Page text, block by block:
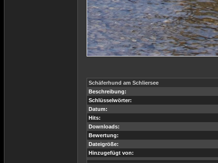
Schäferhund am Schliersee
Beschreibung:
Schlüsselwörter:
Datum:
Hits:
Downloads:
Bewertung:
Dateigröße:
Hinzugefügt von: